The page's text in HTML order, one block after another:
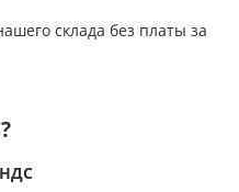
склада без платы за
НДС